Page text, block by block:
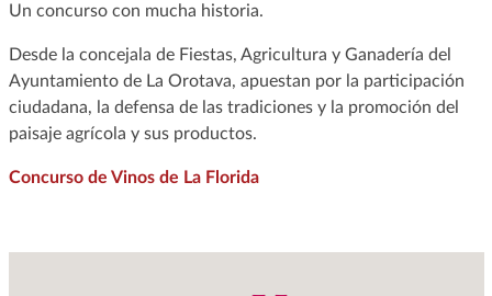
Un concurso con mucha historia.
Desde la concejala de Fiestas, Agricultura y Ganadería del
Ayuntamiento de La Orotava, apuestan por la participación
ciudadana, la defensa de las tradiciones y la promoción del
paisaje agrícola y sus productos.
Concurso de Vinos de La Florida